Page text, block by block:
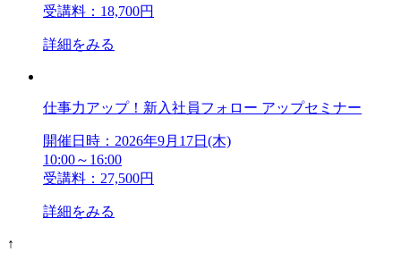
受講料：18,700円
詳細をみる
仕事力アップ！新入社員フォロー アップセミナー
開催日時：2026年9月17日(木)
10:00～16:00
受講料：27,500円
詳細をみる
↑